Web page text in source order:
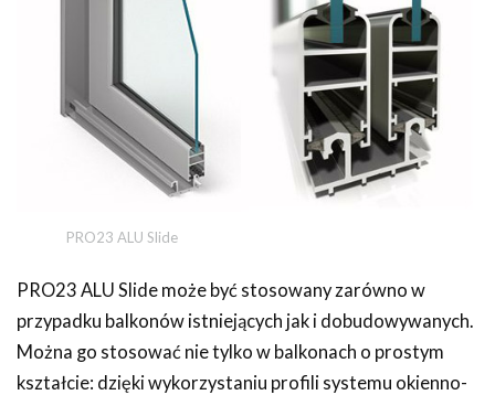
PRO23 ALU Slide
PRO23 ALU Slide może być stosowany zarówno w
przypadku balkonów istniejących jak i dobudowywanych.
Można go stosować nie tylko w balkonach o prostym
kształcie: dzięki wykorzystaniu profili systemu okienno-